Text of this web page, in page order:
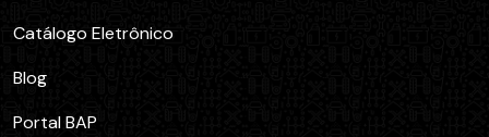
Catálogo Eletrônico
Blog
Portal BAP